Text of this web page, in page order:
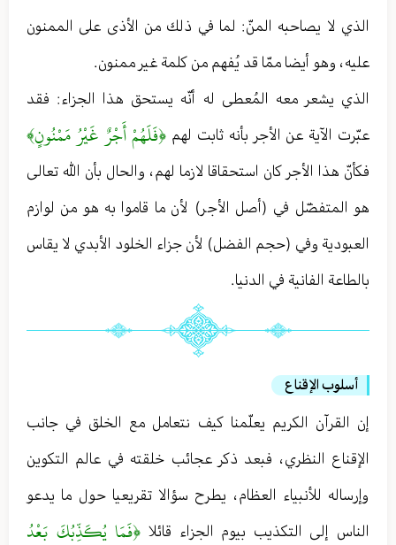
الذي لا يصاحبه المنّ : لما في ذلك من الأذى على الممنون
عليه ، وهو أيضا ممّا قد يُفهم من كلمة غير ممنون .
الذي يشعر معه المُعطی له أنّه يستحق هذا الجزاء : فقد
عبّرت الآية عن الأجر بأنه ثابت لهم ﴿فَلَهُمْ أَجْرٌ غَيْرُ مَمْنُونٍ﴾
فكأنّ هذا الأجر كان استحقاقا لازما لهم ، والحال بأن الله تعالى
هو المتفضّل في (أصل الأجر) لأن ما قاموا به هو من لوازم
العبودية وفي (حجم الفضل) لأن جزاء الخلود الأبدي لا يقاس
بالطاعة الفانية في الدنيا .
أسلوب الإقناع
إن القرآن الكريم يعلّمنا كيف نتعامل مع الخلق في جانب
الإقناع النظري ، فبعد ذكر عجائب خلقته في عالم التكوين
وإرساله للأنبياء العظام ، يطرح سؤالا تقريعيا حول ما يدعو
الناس إلى التكذيب بيوم الجزاء قائلا ﴿فَمَا يُكَذِّبُكَ بَعْدُ